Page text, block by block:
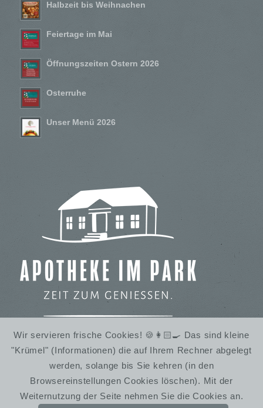
Halbzeit bis Weihnachen
Feiertage im Mai
Öffnungszeiten Ostern 2026
Osterruhe
Unser Menü 2026
IMBISS IM STADTPARK
Wir servieren frische Cookies! 🍪👩🏻‍🍳 Das sind kleine
"Krümel" (Informationen) die auf Ihrem Rechner abgelegt
werden, solange bis Sie kehren (in den
Browsereinstellungen Cookies löschen). Mit der
Weiternutzung der Seite nehmen Sie die Cookies an.